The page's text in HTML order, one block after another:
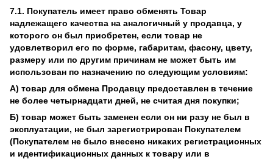
7.1. Покупатель имеет право обменять Товар
надлежащего качества на аналогичный у продавца, у
которого он был приобретен, если товар не
удовлетворил его по форме, габаритам, фасону, цвету,
размеру или по другим причинам не может быть им
использован по назначению по следующим условиям:
А) товар для обмена Продавцу предоставлен в течение
не более четырнадцати дней, не считая дня покупки;
Б) товар может быть заменен если он ни разу не был в
эксплуатации, не был зарегистрирован Покупателем
(Покупателем не было внесено никаких регистрационных
и идентификационных данных к товару или в